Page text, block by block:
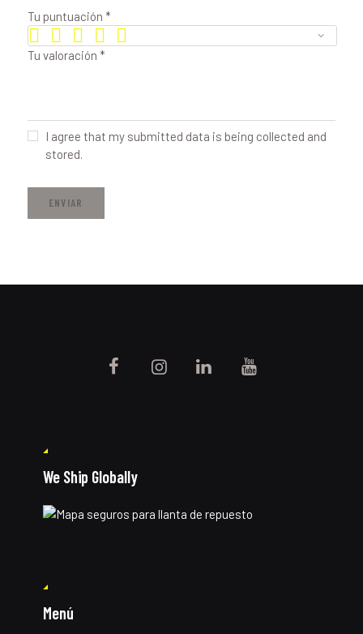
Tu puntuación *
Tu valoración *
I agree that my submitted data is being collected and
stored.
We Ship Globally
Menú